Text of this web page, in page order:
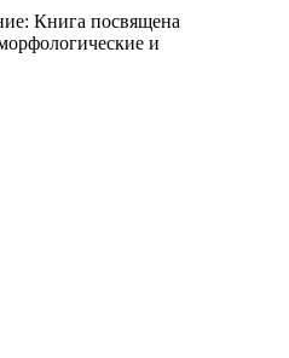
Книга посвящена
и